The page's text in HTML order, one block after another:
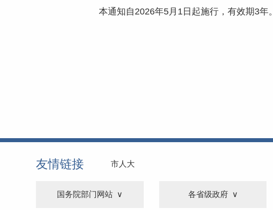
本通知自2026年5月1日起施行，有效期3年。
友情链接 市人大
国务院部门网站 各省级政府